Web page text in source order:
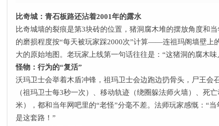
比奇城：青石板路还沾着2001年的露水
比奇城墙的裂痕是第3块砖的位置，猪洞腐木堆的摆放角度和
的磨损程度按“每天被玩家踩2000次”计算——连祖玛阁墙壁上
大的原始地图。老玩家上线第一句话往往是：“这猪洞的腐木
怪物：行为的“复活”​
沃玛卫士会举着木盾冲锋，祖玛卫士会边跑边扔骨头，尸王
（祖玛卫士每3秒一次）、移动轨迹（绕圈躲法师火墙）、死
米），都和当年网吧里的“老怪”分毫不差。法师玩家感慨：“
是这套路！”